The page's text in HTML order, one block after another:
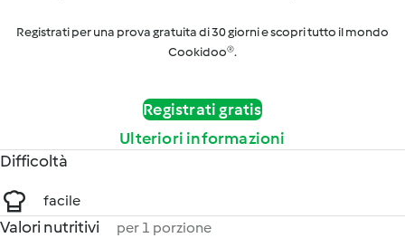
Registrati per una prova gratuita di 30 giorni e scopri tutto il mondo
Cookidoo®.
Registrati gratis
Ulteriori informazioni
Difficoltà
facile
Valori nutritivi per 1 porzione